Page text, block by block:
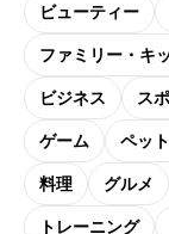
ビューティー
ファミリー・キ
ビジネス ス
ゲーム ペッ
料理 グルメ
トレーニング